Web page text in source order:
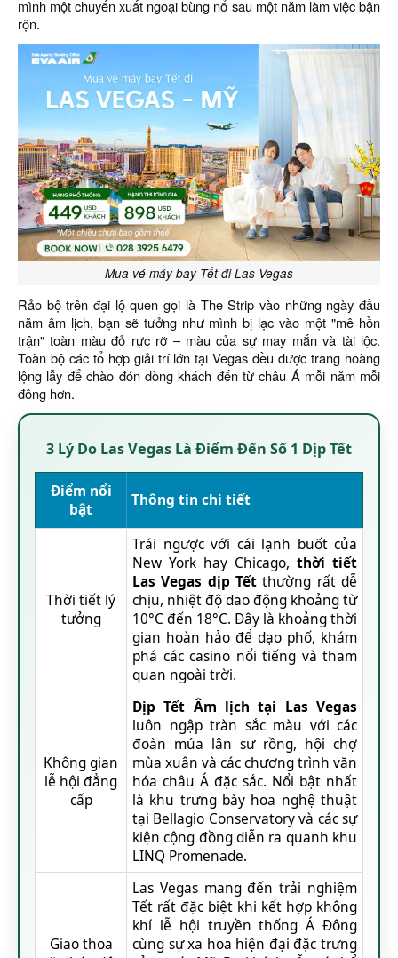
mình một chuyến xuất ngoại bùng nổ sau một năm làm việc bận
rộn.
Mua vé máy bay Tết đi Las Vegas
Rảo bộ trên đại lộ quen gọi là The Strip vào những ngày đầu
năm âm lịch, bạn sẽ tưởng như mình bị lạc vào một "mê hồn
trận" toàn màu đỏ rực rỡ – màu của sự may mắn và tài lộc.
Toàn bộ các tổ hợp giải trí lớn tại Vegas đều được trang hoàng
lộng lẫy để chào đón dòng khách đến từ châu Á mỗi năm mỗi
đông hơn.
3 Lý Do Las Vegas Là Điểm Đến Số 1 Dịp Tết
Điểm nổi
bật
Thông tin chi tiết
Thời tiết lý
tưởng
Trái ngược với cái lạnh buốt của
New York hay Chicago, thời tiết
Las Vegas dịp Tết thường rất dễ
chịu, nhiệt độ dao động khoảng từ
10°C đến 18°C. Đây là khoảng thời
gian hoàn hảo để dạo phố, khám
phá các casino nổi tiếng và tham
quan ngoài trời.
Không gian
lễ hội đẳng
cấp
Dịp Tết Âm lịch tại Las Vegas
luôn ngập tràn sắc màu với các
đoàn múa lân sư rồng, hội chợ
mùa xuân và các chương trình văn
hóa châu Á đặc sắc. Nổi bật nhất
là khu trưng bày hoa nghệ thuật
tại Bellagio Conservatory và các sự
kiện cộng đồng diễn ra quanh khu
LINQ Promenade.
Giao thoa
Las Vegas mang đến trải nghiệm
Tết rất đặc biệt khi kết hợp không
khí lễ hội truyền thống Á Đông
cùng sự xa hoa hiện đại đặc trưng